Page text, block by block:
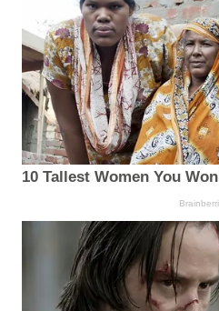
10 Tallest Women You